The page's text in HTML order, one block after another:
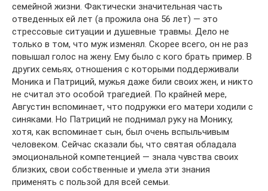
семейной жизни. Фактически значительная часть
отведенных ей лет (а прожила она 56 лет) — это
стрессовые ситуации и душевные травмы. Дело не
только в том, что муж изменял. Скорее всего, он не раз
повышал голос на жену. Ему было с кого брать пример. В
других семьях, отношения с которыми поддерживали
Моника и Патриций, мужья даже били своих жен, и никто
не считал это особой трагедией. По крайней мере,
Августин вспоминает, что подружки его матери ходили с
синяками. Но Патриций не поднимал руку на Монику,
хотя, как вспоминает сын, был очень вспыльчивым
человеком. Сейчас сказали бы, что святая обладала
эмоциональной компетенцией — знала чувства своих
близких, свои собственные и умела эти знания
применять с пользой для всей семьи.